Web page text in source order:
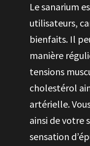
Le sanarium
utilisateurs,
bienfaits. Il
manière
tensions
cholestérol
artérielle.
ainsi de votre
sensation